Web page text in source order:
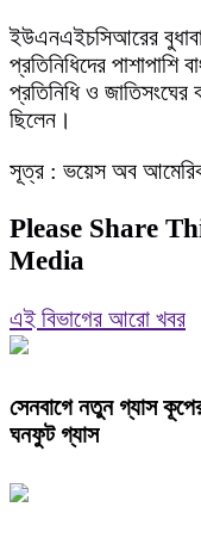
ইউএনএইচসিআরের
প্রতিনিধিদের পাশাপাশি
প্রতিনিধি ও জাতিসংঘের
ছিলেন।
সূত্র : ভয়েস অব
Please Share
Media
এই বিভাগের আরো খবর
সেনবাগে নতুন গ্যাস
ঘনফুট গ্যাস